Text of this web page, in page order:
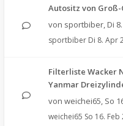
Autositz von
von sportbiber, Di
sportbiber Di 8. Apr
Filterliste Wacker
Yanmar
von weichei65, So
weichei65 So 16. Feb